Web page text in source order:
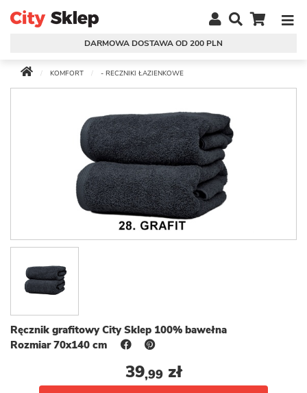
DARMOWA DOSTAWA OD 200 PLN
KOMFORT - RECZNIKI ŁAZIENKOWE
Ręcznik grafitowy City Sklep 100% bawełna
Rozmiar 70x140 cm
39,99zł